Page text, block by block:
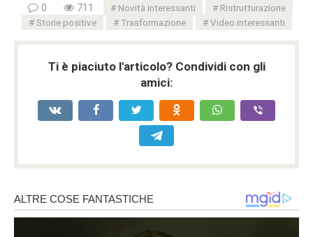
0 711 Novità interessanti
Ristrutturazione
Storie positive
Trasformazione Video interessanti
Ti è piaciuto l'articolo? Condividi con gli
amici: